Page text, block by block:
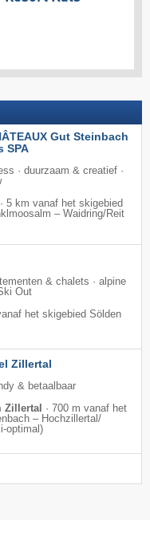
Gut Steinbach
SPA
· duurzaam & creatief ·
· 5 km vanaf het skigebied
– Waidring/​Reit
& chalets · alpine
Out
het skigebied Sölden
Zillertal
& betaalbaar
Zillertal · 700 m vanaf het
– Hochzillertal/​
optimal)